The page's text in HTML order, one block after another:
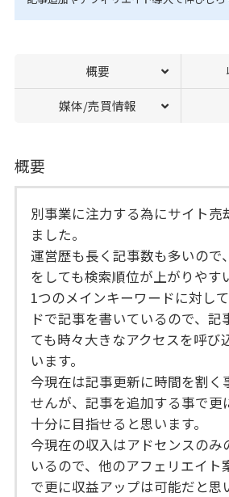
概要
媒体/売買情報
概要
別事業に注力する為にサイト売
ました。
運営歴も長く記事数も多いので
をしても検索順位が上がりやす
1つのメインキーワードに対し
ドで記事を書いているので、記
ても時々大きなアクセスを呼び
います。
今現在は記事更新に時間を割く
せんが、記事を追加する事で更
十分に目指せると思います。
今現在の収入はアドセンスのみ
いるので、他のアフェリエイト
で更に収益アップは可能だと思